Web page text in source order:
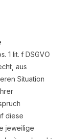
1 lit. f DSGVO
aus
Situation
diese
jeweilige